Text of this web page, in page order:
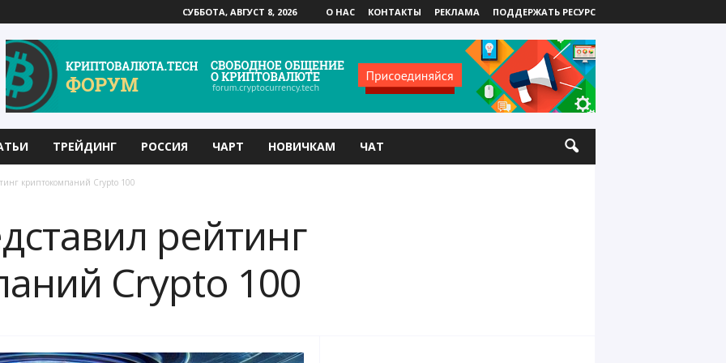
СУББОТА, АВГУСТ 8, 2026 О НАС КОНТАКТЫ РЕКЛАМА ПОДДЕРЖАТЬ РЕСУРС
ТРЕЙДИНГ РОССИЯ ЧАРТ НОВИЧКАМ ЧАТ
криптокомпаний Crypto 100
рейтинг
Crypto 100